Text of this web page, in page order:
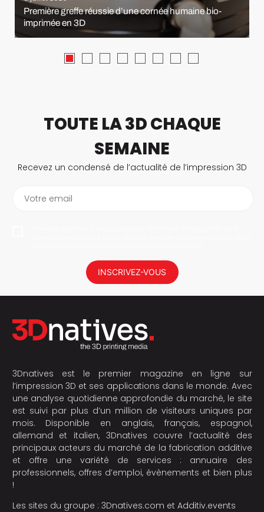
Première greffe réussie d’une cornée humaine bio-
imprimée en 3D
TOUTE LA 3D CHAQUE
SEMAINE
Recevez un condensé de l’actualité de l’impression 3D
Votre email
INSCRIVEZ-VOUS
3Dnatives est le premier magazine en ligne sur
l’impression 3D et ses applications dans le monde. Avec
une analyse quotidienne approfondie du marché, le site
est suivi par plus d’un million de visiteurs uniques par
mois. Disponible en anglais, français, espagnol,
allemand et italien, 3Dnatives couvre l’actualité des
principaux acteurs du marché de la fabrication additive
et offre une variété de services : annuaire des
professionnels, offres d’emploi, évènements et bien plus
!
Les sites du groupe : 3Dnatives.com et Additiv.events